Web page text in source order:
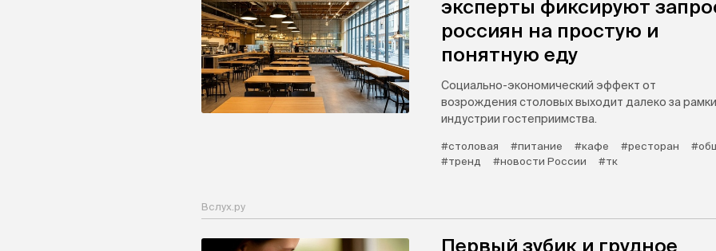
эксперты фиксируют
россиян на простую и
понятную еду
Социально-экономический эффект от
возрождения столовых выходит далеко за рамки
индустрии гостеприимства.
#столовая #питание #кафе #ресторан
#тренд
#новости России #тк
Вслух.ру
Первый зубик и грудное